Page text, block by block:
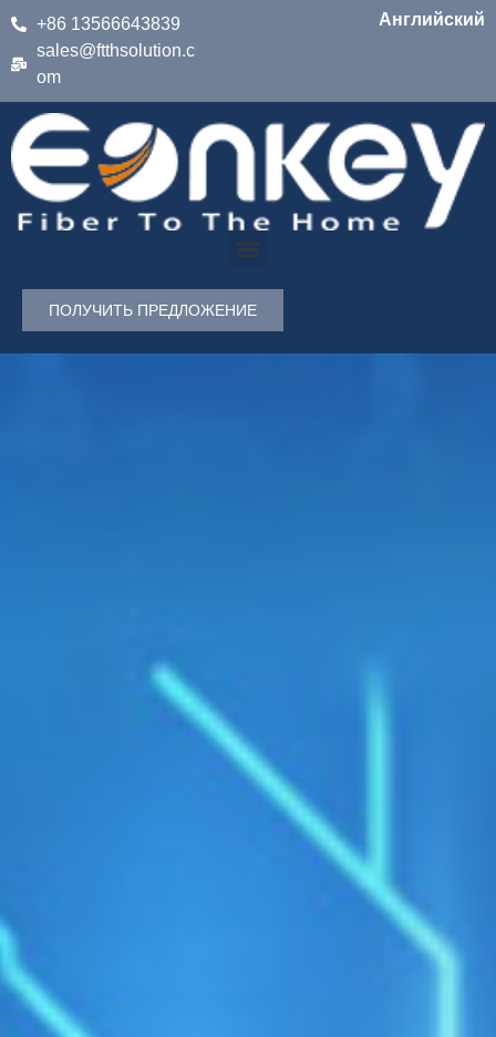
+86 13566643839
sales@ftthsolution.c
om
Английский
ПОЛУЧИТЬ ПРЕДЛОЖЕНИЕ